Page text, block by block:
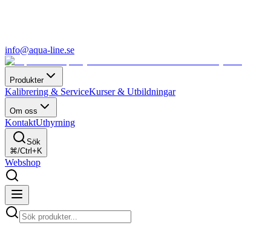
info@aqua-line.se
Produkter
Kalibrering & ServiceKurser & Utbildningar
Om oss
KontaktUthyrning
Sök
⌘/Ctrl+K
Webshop